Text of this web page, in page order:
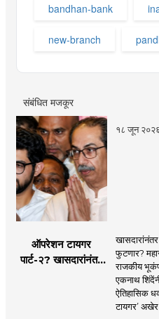
bandhan-bank
new-branch
संबंधित मजकूर
१८ जून २०२६
ऑपरेशन टायगर
पार्ट-२? खासदारांनंतर
फुटणार?
राजकीय
एकनाथ
ऐतिहासिक
टायगर’ अखेर ..